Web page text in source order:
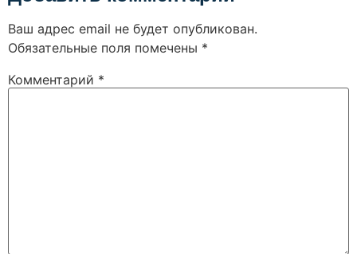
Ваш адрес email не будет опубликован.
Обязательные поля помечены *
Комментарий *